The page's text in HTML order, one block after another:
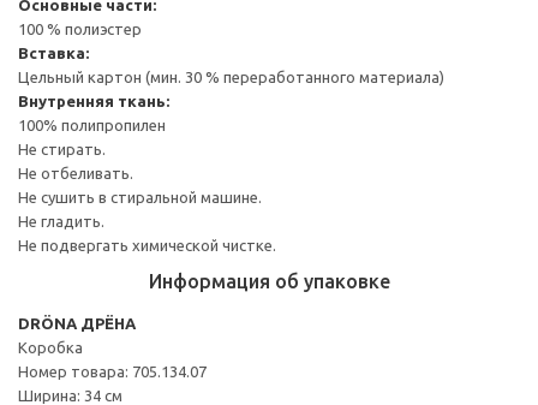
Основные части:
100 % полиэстер
Вставка:
Цельный картон (мин. 30 % переработанного материала)
Внутренняя ткань:
100% полипропилен
Не стирать.
Не отбеливать.
Не сушить в стиральной машине.
Не гладить.
Не подвергать химической чистке.
Информация об упаковке
DRÖNA ДРЁНА
Коробка
Номер товара: 705.134.07
Ширина: 34 см